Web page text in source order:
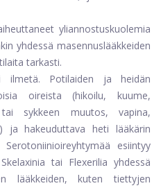
yliannostuskuolemia
yhdessä masennuslääkkeiden
tarkasti.
ilmetä. Potilaiden ja heidän
oireista (hikoilu, kuume,
sykkeen muutos, vapina,
ja hakeuduttava heti lääkärin
esiintyy
tai Flexerilia yhdessä
lääkkeiden, kuten tiettyjen